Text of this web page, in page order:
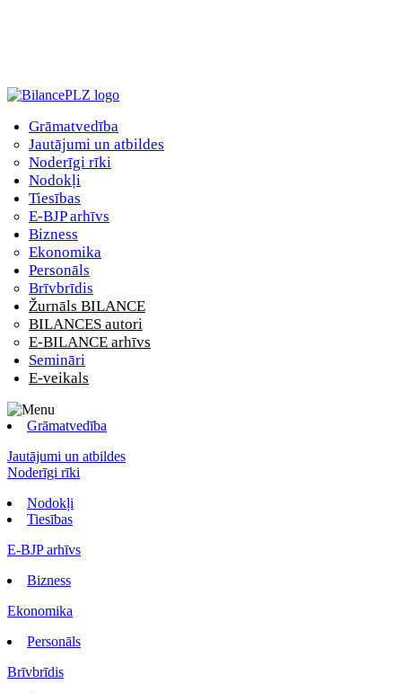
Grāmatvedība
Jautājumi un atbildes
Noderīgi rīki
Nodokļi
Tiesības
E-BJP arhīvs
Bizness
Ekonomika
Personāls
Brīvbrīdis
Žurnāls BILANCE
BILANCES autori
E-BILANCE arhīvs
Semināri
E-veikals
Grāmatvedība
Jautājumi un atbildes
Noderīgi rīki
Nodokļi
Tiesības
E-BJP arhīvs
Bizness
Ekonomika
Personāls
Brīvbrīdis